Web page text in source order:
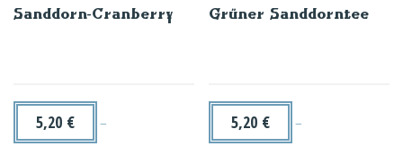
Die
Produktseite
Sanddorn-Cranberry
5,20 € –
Grüner Sanddorntee
5,20 € –